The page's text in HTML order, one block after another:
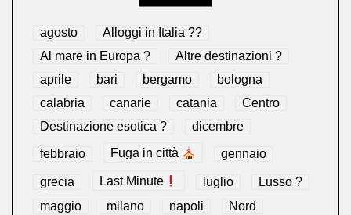
agosto
Alloggi in Italia ??
Al mare in Europa ?️
Altre destinazioni ?
aprile
bari bergamo
bologna
calabria
canarie catania
Centro
Destinazione esotica ?
dicembre
febbraio Fuga in città gennaio
grecia Last Minute luglio
Lusso ?
maggio
milano napoli
Nord